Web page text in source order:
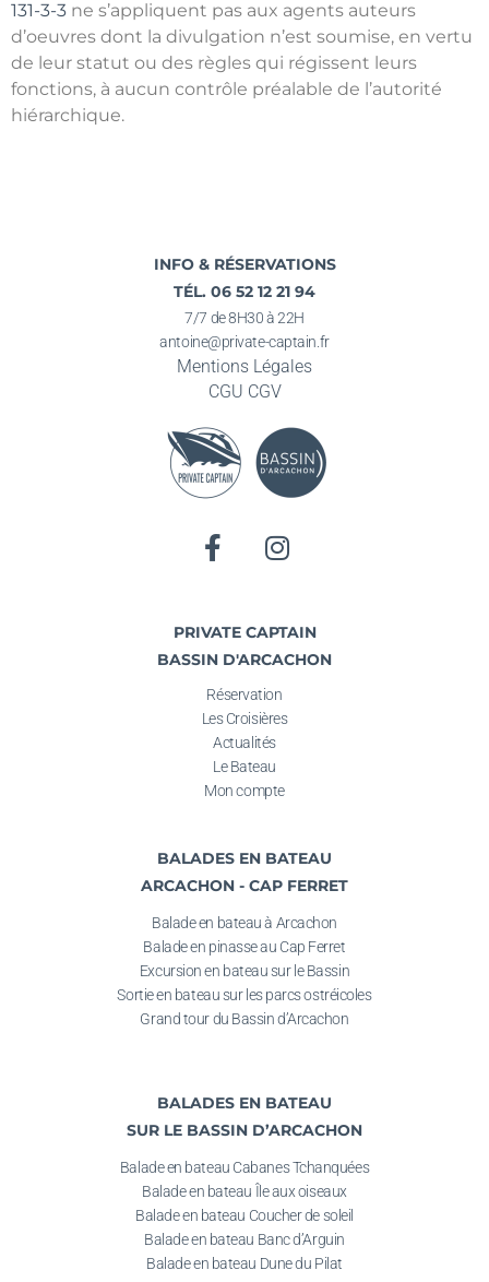
131-3-3 ne s’appliquent pas aux agents auteurs
d’oeuvres dont la divulgation n’est soumise, en vertu
de leur statut ou des règles qui régissent leurs
fonctions, à aucun contrôle préalable de l’autorité
hiérarchique.
INFO & RÉSERVATIONS
TÉL. 06 52 12 21 94
7/7 de 8H30 à 22H
antoine@private-captain.fr
Mentions Légales
CGU CGV
PRIVATE CAPTAIN
BASSIN D'ARCACHON
Réservation
Les Croisières
Actualités
Le Bateau
Mon compte
BALADES EN BATEAU
ARCACHON - CAP FERRET
Balade en bateau à Arcachon
Balade en pinasse au Cap Ferret
Excursion en bateau sur le Bassin
Sortie en bateausur les parcs ostréicoles
Grand tour du Bassin d’Arcachon
BALADES EN BATEAU
SUR LE BASSIN D’ARCACHON
Balade en bateau Cabanes Tchanquées
Balade en bateau Île aux oiseaux
Balade en bateau Coucher de soleil
Balade en bateau Banc d’Arguin
Balade en bateau Dune du Pilat